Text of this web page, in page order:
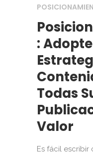
:
Todas
Valor
Es fácil